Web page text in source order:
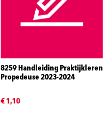
8259 Handleiding Praktijkleren
Propedeuse 2023-2024
€ 1,10